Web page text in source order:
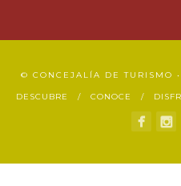
© CONCEJALÍA DE TURISMO
DESCUBRE CONOCE